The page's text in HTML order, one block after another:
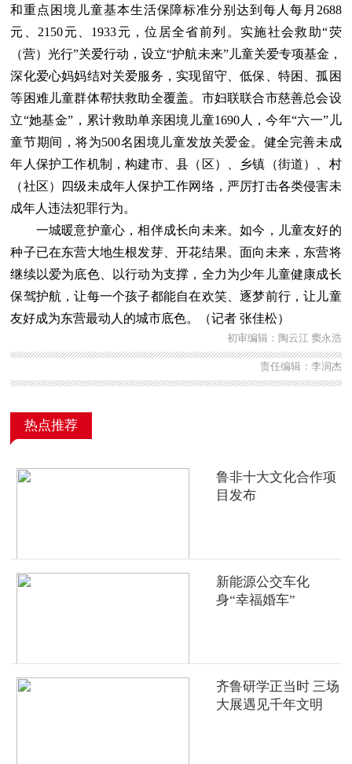
和重点困境儿童基本生活保障标准分别达到每人每月2688
元、2150元、1933元，位居全省前列。实施社会救助“荧
（营）光行”关爱行动，设立“护航未来”儿童关爱专项基金，
深化爱心妈妈结对关爱服务，实现留守、低保、特困、孤困
等困难儿童群体帮扶救助全覆盖。市妇联联合市慈善总会设
立“她基金”，累计救助单亲困境儿童1690人，今年“六一”儿
童节期间，将为500名困境儿童发放关爱金。健全完善未成
年人保护工作机制，构建市、县（区）、乡镇（街道）、村
（社区）四级未成年人保护工作网络，严厉打击各类侵害未
成年人违法犯罪行为。
一城暖意护童心，相伴成长向未来。如今，儿童友好的
种子已在东营大地生根发芽、开花结果。面向未来，东营将
继续以爱为底色、以行动为支撑，全力为少年儿童健康成长
保驾护航，让每一个孩子都能自在欢笑、逐梦前行，让儿童
友好成为东营最动人的城市底色。（记者 张佳松）
初审编辑：陶云江 窦永浩
责任编辑：李润杰
热点推荐
鲁非十大文化合作项
目发布
新能源公交车化
身“幸福婚车”
齐鲁研学正当时 三场
大展遇见千年文明